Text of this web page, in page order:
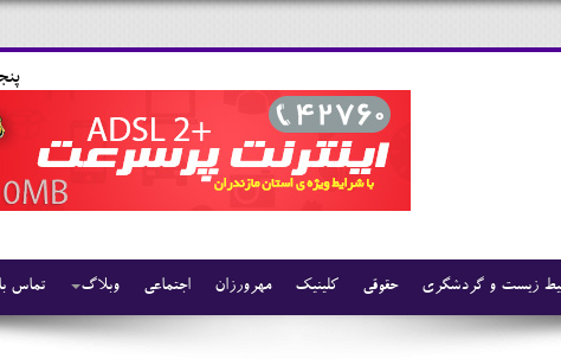
تماس وبلاگ اجتماعی مهرورزان کلینیک حقوقی زیست و گردشگری